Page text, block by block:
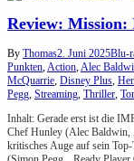
Review:
By Thomas2. Juni 2025Blu-
Punkten,Action,Alec
McQuarrie, Disney Plus,
Pegg, Streaming, Thriller,
Inhalt: Gerade erst ist die
Chef Hunley (Alec Baldwin,
kritisches Auge auf sein